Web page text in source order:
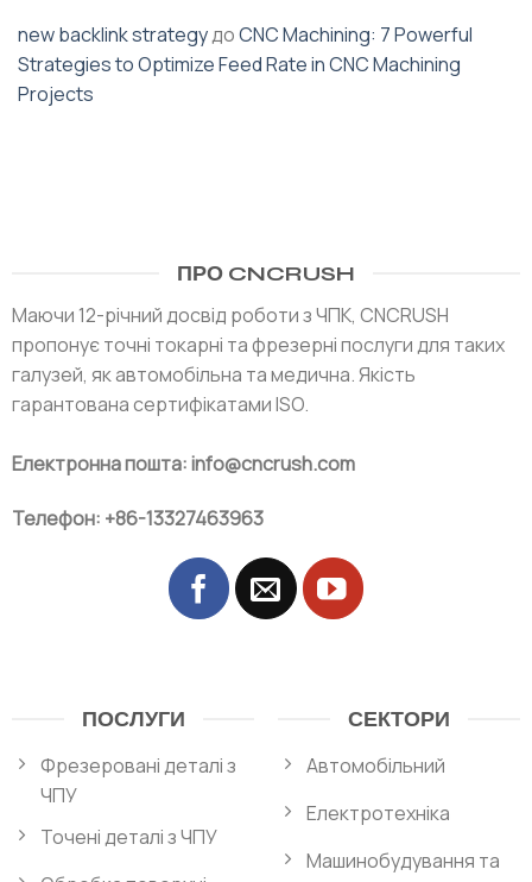
new backlink strategyдоCNC Machining: 7 Powerful
Strategies to Optimize Feed Rate in CNC Machining
Projects
ПРО CNCRUSH
Маючи 12-річний досвід роботи з ЧПК, CNCRUSH
пропонує точні токарні та фрезерні послуги для таких
галузей, як автомобільна та медична. Якість
гарантована сертифікатами ISO.
Електронна пошта: info@cncrush.com
Телефон: +86-13327463963
ПОСЛУГИ
Фрезеровані деталі з
ЧПУ
Точені деталі з ЧПУ
СЕКТОРИ
Автомобільний
Електротехніка
Машинобудування та